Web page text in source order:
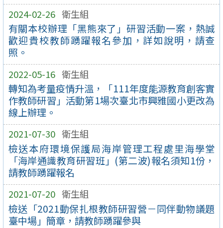
2024-02-26 衛生組
有關本校辦理「黑熊來了」研習活動一案，熱誠
歡迎貴校教師踴躍報名參加，詳如說明，請查
照。
2022-05-16 衛生組
轉知為考量疫情升溫，「111年度能源教育創客實
作教師研習」活動第1場次臺北市興雅國小更改為
線上辦理。
2021-07-30 衛生組
檢送本府環境保護局海岸管理工程處里海學堂
「海岸通識教育研習班」(第二波)報名須知1份，
請教師踴躍報名
2021-07-20 衛生組
檢送「2021動保扎根教師研習營－同伴動物議題
臺中場」簡章，請教師踴躍參與